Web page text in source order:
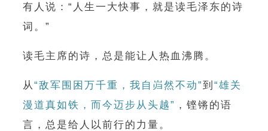
有人说：“ 人生一大快事，就是读毛泽东的诗
词。”
读毛主席的诗，总是能让人热血沸腾。
从“敌军围困万千重，我自岿然不动”到“雄关
漫道真如铁，而今迈步从头越” ，铿锵的语
言，总是给人以前行的力量。